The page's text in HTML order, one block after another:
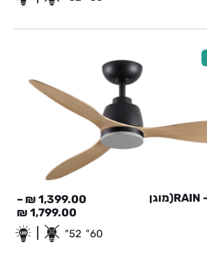
מאוורר תקרה חכם- RAIN(מוגן
1,399.00
₪
–
1,799.00
₪
60"
52"